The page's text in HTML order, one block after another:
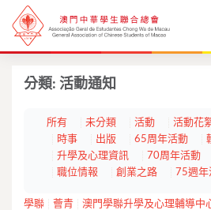
分類: 活動通知
所有 未分類 活動 活動花
時事
出版 65周年活動
升學及心理資訊
70周年活動
職位情報
創業之路 75週年
學聯 薈青 澳門學聯升學及心理輔導中